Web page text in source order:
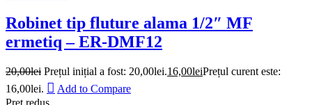
Robinet tip fluture alama 1/2″ MF
ermetiq – ER-DMF12
20,00lei Prețul inițial a fost: 20,00lei.16,00leiPrețul curent este:
16,00lei.
Add to Compare
Pret redus